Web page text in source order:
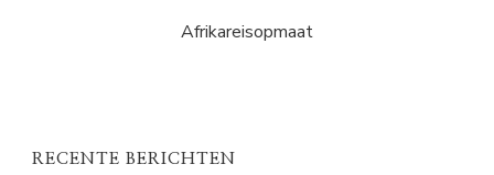
Afrikareisopmaat
RECENTE BERICHTEN